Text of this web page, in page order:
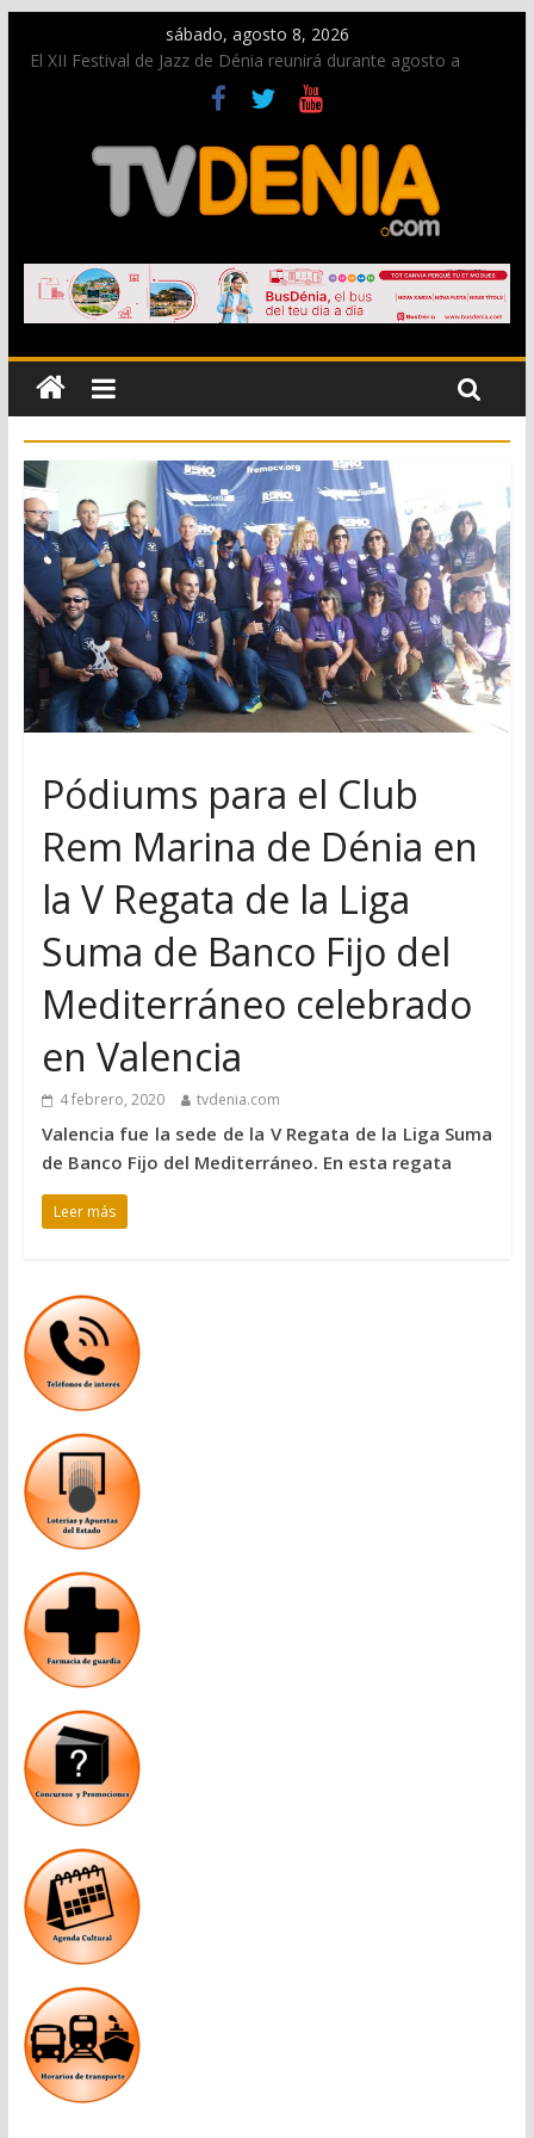
sábado, agosto 8, 2026
El XII Festival de Jazz de Dénia reunirá durante agosto a
figuras nacionales e internacionales en los Jardins de
Una nueva oportunidad para donar sangre en Cruz Roja
El bando moro protagonista en la Segunda Entraeta Festera
Paco Adsuar dona al Arxiu de Dénia más de 50.000 imágenes
La Entraeta Festera llena de ambiente la calle Marqués de
Campo con la recepción a la Capitanía Cristiana
Pódiums para el Club
Rem Marina de Dénia en
la V Regata de la Liga
Suma de Banco Fijo del
Mediterráneo celebrado
en Valencia
4 febrero, 2020 tvdenia.com
Valencia fue la sede de la V Regata de la Liga Suma
de Banco Fijo del Mediterráneo. En esta regata
Leer más